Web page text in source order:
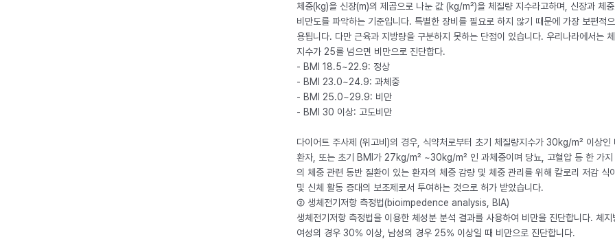
체중(kg)을 신장(m)의 제곱으로 나눈 값 (kg/m²)을 체질량 지수라고하며, 신장과 체
비만도를 파악하는 기준입니다. 특별한 장비를 필요로 하지 않기 때문에 가장 보편적
용됩니다. 다만 근육과 지방량을 구분하지 못하는 단점이 있습니다. 우리나라에서는
지수가 25를 넘으면 비만으로 진단합다.
- BMI 18.5~22.9: 정상
- BMI 23.0~24.9: 과체중
- BMI 25.0~29.9: 비만
- BMI 30 이상: 고도비만
다이어트 주사제 (위고비)의 경우, 식약처로부터 초기 체질량지수가 30kg/m² 이상인
환자, 또는 초기 BMI가 27kg/m² ~30kg/m² 인 과체중이며 당뇨, 고혈압 등 한 가지
의 체중 관련 동반 질환이 있는 환자의 체중 감량 및 체중 관리를 위해 칼로리 저감 식
및 신체 활동 증대의 보조제로서 투여하는 것으로 허가 받았습니다.
② 생체전기저항 측정법(bioimpedence analysis, BIA)
생체전기저항 측정법을 이용한 체성분 분석 결과를 사용하여 비만을 진단합니다. 체지
여성의 경우 30% 이상, 남성의 경우 25% 이상일 때 비만으로 진단합니다.